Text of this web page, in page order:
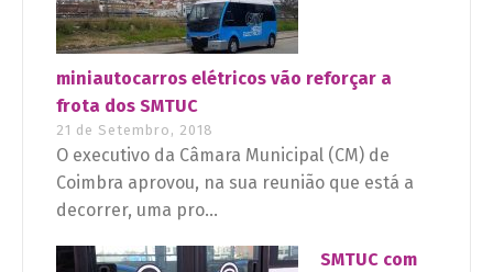
miniautocarros elétricos vão reforçar a
frota dos SMTUC
21 de Setembro, 2018
O executivo da Câmara Municipal (CM) de
Coimbra aprovou, na sua reunião que está a
decorrer, uma pro...
SMTUC com